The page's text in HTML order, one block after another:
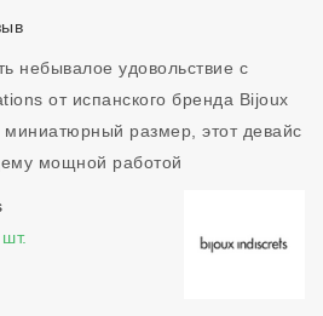
небывалое удовольствие с
от испанского бренда Bijoux
размер, этот девайс
мощной работой